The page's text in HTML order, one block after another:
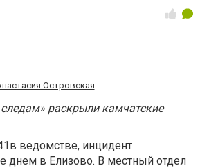
Островская
раскрыли камчатские
ведомстве, инцидент
днем в Елизово. В местный отдел